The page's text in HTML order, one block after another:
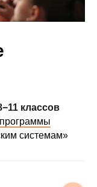
классов
системам»